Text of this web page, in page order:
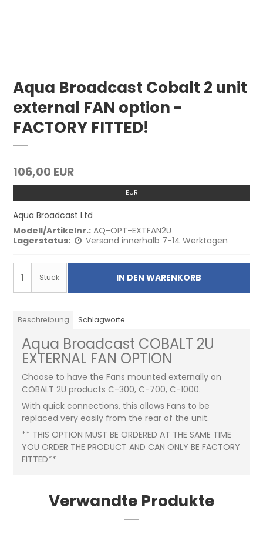
Aqua Broadcast Cobalt 2 unit
external FAN option -
FACTORY FITTED!
106,00 EUR
EUR
Aqua Broadcast Ltd
Modell/Artikelnr.: AQ-OPT-EXTFAN2U
Lagerstatus:
Versand innerhalb 7-14 Werktagen
Stück IN DEN WARENKORB
Beschreibung Schlagworte
Aqua Broadcast COBALT 2U
EXTERNAL FAN OPTION
Choose to have the Fans mounted externally on
COBALT 2U products C-300, C-700, C-1000.
With quick connections, this allows Fans to be
replaced very easily from the rear of the unit.
** THIS OPTION MUST BE ORDERED AT THE SAME TIME
YOU ORDER THE PRODUCT AND CAN ONLY BE FACTORY
FITTED**
Verwandte Produkte